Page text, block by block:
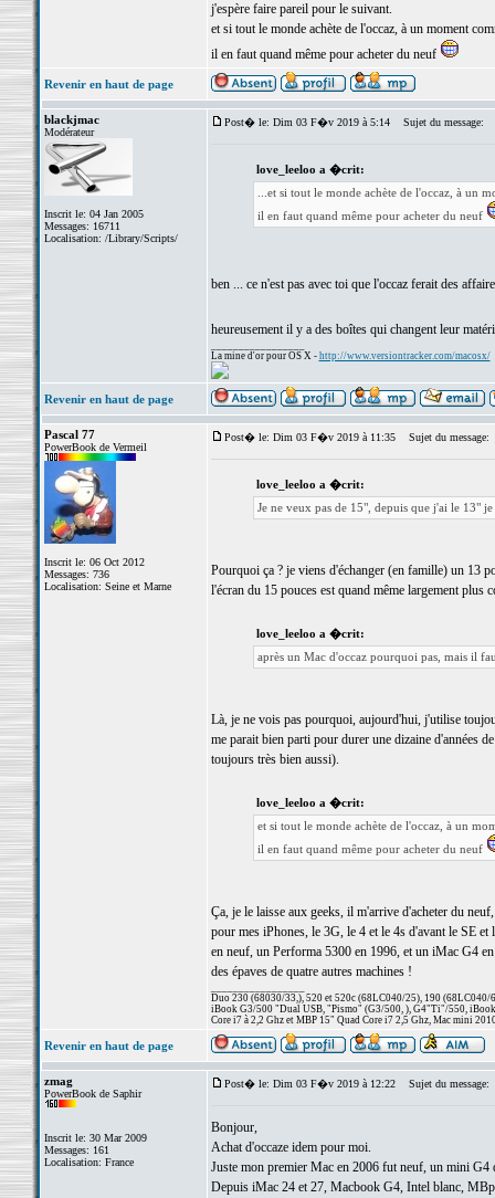
j'espère faire pareil pour le suivant.
et si tout le monde achète de l'occaz, à un moment
il en faut quand même pour acheter du neuf
Revenir en haut de page
blackjmac
Modérateur
Inscrit le: 04 Jan 2005
Messages: 16711
Localisation: /Library/Scripts/
Post� le: Dim 03 F�v 2019 à 5:14 Sujet du message:
love_leeloo a �crit:
...et si tout le monde achète de l'occaz, à un
il en faut quand même pour acheter du neuf
ben ... ce n'est pas avec toi que l'occaz ferait des
heureusement il y a des boîtes qui changent leur
La mine d'or pour OS X - http://www.versiontracker.com/macosx/
Revenir en haut de page
Pascal 77
PowerBook de Vermeil
Inscrit le: 06 Oct 2012
Messages: 736
Localisation: Seine et Marne
Post� le: Dim 03 F�v 2019 à 11:35 Sujet du message:
love_leeloo a �crit:
Je ne veux pas de 15", depuis que j'ai le 13"
Pourquoi ça ? je viens d'échanger (en famille) un 13
l'écran du 15 pouces est quand même largement plus
love_leeloo a �crit:
après un Mac d'occaz pourquoi pas, mais il
Là, je ne vois pas pourquoi, aujourd'hui, j'utilise
me parait bien parti pour durer une dizaine d'années
toujours très bien aussi).
love_leeloo a �crit:
et si tout le monde achète de l'occaz, à un
il en faut quand même pour acheter du neuf
Ça, je le laisse aux geeks, il m'arrive d'acheter du
pour mes iPhones, le 3G, le 4 et le 4s d'avant le SE
en neuf, un Performa 5300 en 1996, et un iMac G4
des épaves de quatre autres machines !
Duo 230 (68030/33,), 520 et 520c (68LC040/25), 190 (68LC040/
iBook G3/500 "Dual USB, "Pismo" (G3/500, ), G4"Ti"/550,
Core i7 à 2,2 Ghz et MBP 15" Quad Core i7 2,5 Ghz, Mac mini
Revenir en haut de page
zmag
PowerBook de Saphir
Inscrit le: 30 Mar 2009
Messages: 161
Localisation: France
Post� le: Dim 03 F�v 2019 à 12:22 Sujet du message:
Bonjour,
Achat d'occaze idem pour moi.
Juste mon premier Mac en 2006 fut neuf, un mini
Depuis iMac 24 et 27, Macbook G4, Intel blanc,